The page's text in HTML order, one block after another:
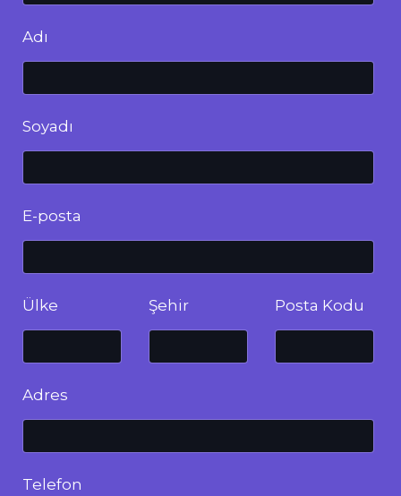
Adı
Soyadı
E-posta
Ülke Şehir Posta Kodu
Adres
Telefon